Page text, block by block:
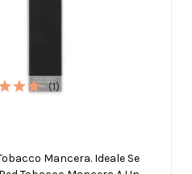
Mancera. Ideale Se
(1)